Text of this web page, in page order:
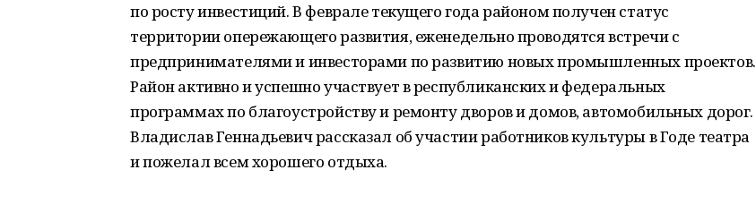
по росту инвестиций. В феврале текущего года районом получен статус
территории опережающего развития, еженедельно проводятся встречи с
предпринимателями и инвесторами по развитию новых промышленных проектов.
Район активно и успешно участвует в республиканских и федеральных
программах по благоустройству и ремонту дворов и домов, автомобильных дорог.
Владислав Геннадьевич рассказал об участии работников культуры в Годе театра
и пожелал всем хорошего отдыха.